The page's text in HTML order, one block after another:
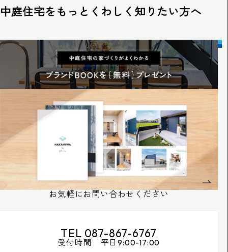
中庭住宅をもっとくわしく知りたい方へ
お気軽にお問い合わせください
TEL 087-867-6767
受付時間 平日9:00-17:00